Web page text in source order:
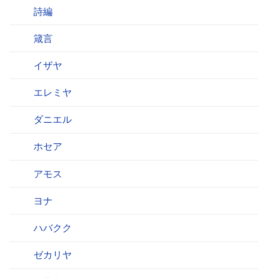
詩編
箴言
イザヤ
エレミヤ
ダニエル
ホセア
アモス
ヨナ
ハバクク
ゼカリヤ